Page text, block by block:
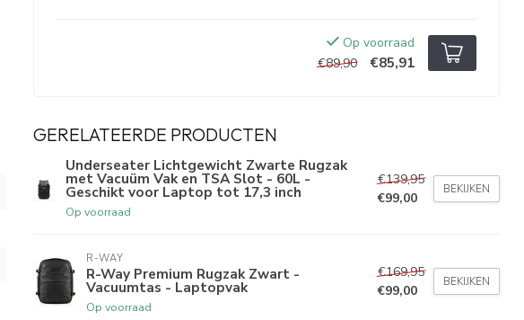
Op voorraad
€89,90
€85,91
GERELATEERDE PRODUCTEN
Underseater Lichtgewicht Zwarte Rugzak
met Vacuüm Vak en TSA Slot - 60L -
Geschikt voor Laptop tot 17,3 inch
Op voorraad
€139,95
€99,00
BEKIJKEN
R-WAY
R-Way Premium Rugzak Zwart -
Vacuumtas - Laptopvak
Op voorraad
€169,95
€99,00
BEKIJKEN